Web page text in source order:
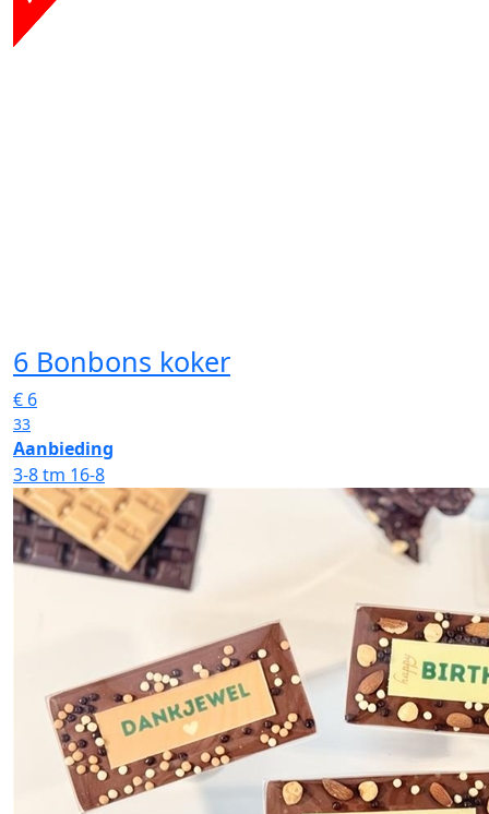
6 Bonbons koker
€ 6
33
Aanbieding
3-8 tm 16-8